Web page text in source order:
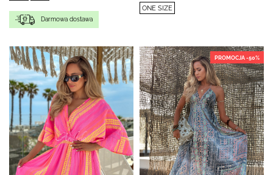
Darmowa dostawa
ONE SIZE
PROMOCJA -50%